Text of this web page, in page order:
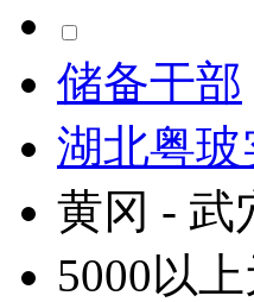
储备干部
湖北粤玻
黄冈 - 武
5000以上